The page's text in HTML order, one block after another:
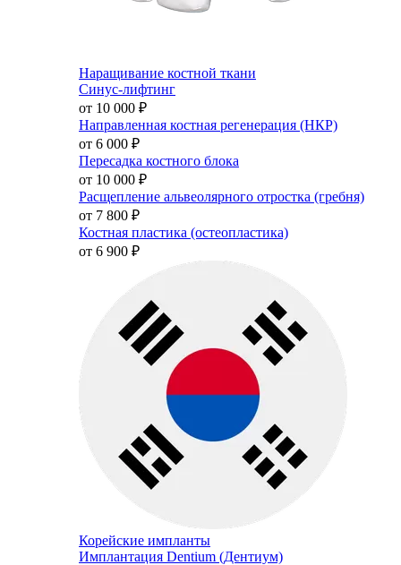
Наращивание костной ткани
Синус-лифтинг
от 10 000 ₽
Направленная костная регенерация (НКР)
от 6 000 ₽
Пересадка костного блока
от 10 000 ₽
Расщепление альвеолярного отростка (гребня)
от 7 800 ₽
Костная пластика (остеопластика)
от 6 900 ₽
Корейские импланты
Имплантация Dentium (Дентиум)